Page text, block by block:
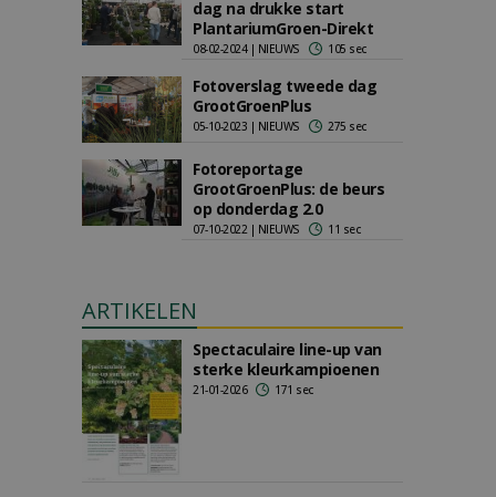
dag na drukke start
PlantariumGroen-Direkt
08-02-2024 | NIEUWS 105 sec
Fotoverslag tweede dag
GrootGroenPlus
05-10-2023 | NIEUWS 275 sec
Fotoreportage
GrootGroenPlus: de beurs
op donderdag 2.0
07-10-2022 | NIEUWS 11 sec
ARTIKELEN
Spectaculaire line-up van
sterke kleurkampioenen
21-01-2026 171 sec